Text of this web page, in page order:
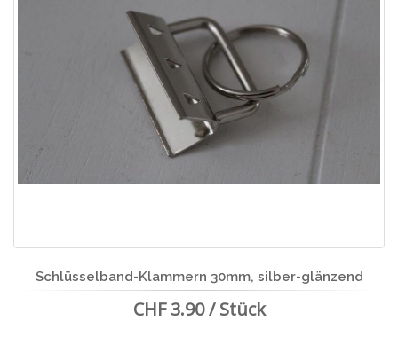
Schlüsselband-Klammern 30mm, silber-glänzend
CHF 3.90 / Stück